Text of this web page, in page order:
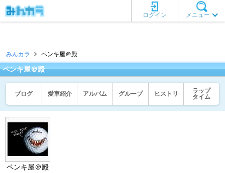
メニュー
ログイン
みんカラ ペンキ屋＠殿
ペンキ屋＠殿
ブログ 愛車紹介 アルバム グループ ヒストリ
ラップ
タイム
ペンキ屋＠殿